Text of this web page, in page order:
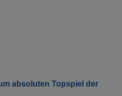
absoluten Topspiel der